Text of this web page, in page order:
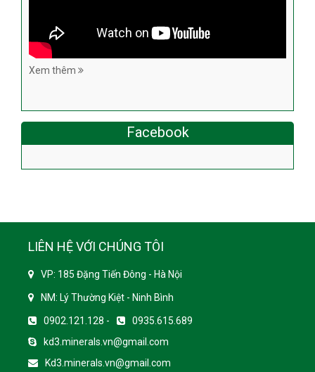
Xem thêm
Facebook
LIÊN HỆ VỚI CHÚNG TÔI
VP: 185 Đặng Tiến Đông - Hà Nội
NM: Lý Thường Kiệt - Ninh Bình
0902.121.128 -
0935.615.689
kd3.minerals.vn@gmail.com
Kd3.minerals.vn@gmail.com